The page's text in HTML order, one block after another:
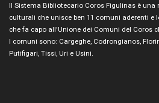
Il Sistema Bibliotecario Coros Figulinas è una
culturali che unisce ben 11 comuni aderenti e
che fa capo all'Unione dei Comuni del Coros
I comuni sono: Cargeghe, Codrongianos,
Putifigari, Tissi, Uri e Usini.